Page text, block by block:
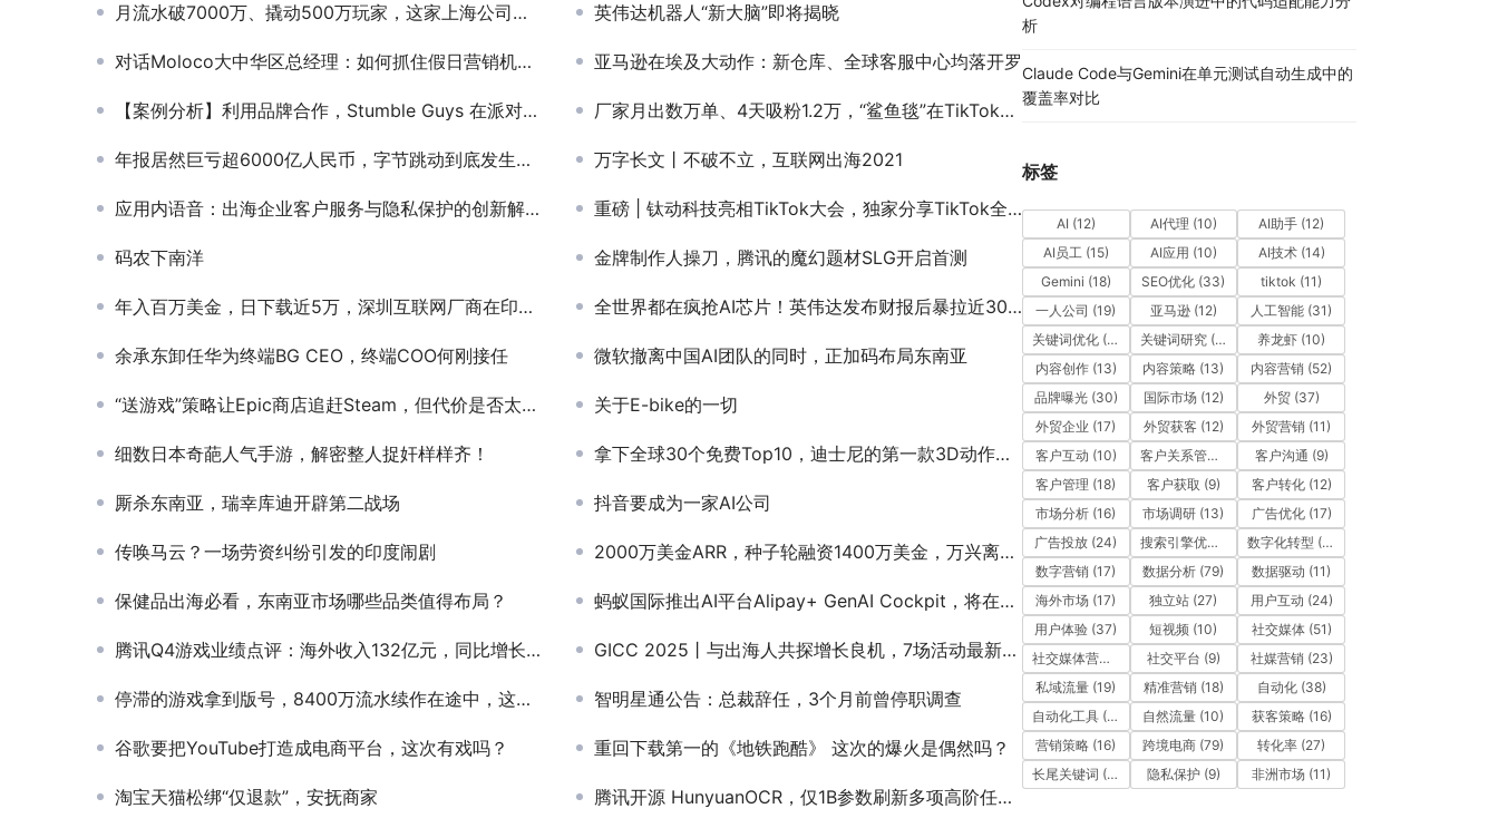
月流水破7000万、撬动500万玩家，这家上海公司的新游冲向海外 英伟达机器人“新大脑”即将揭晓
对话Moloco大中华区总经理：如何抓住假日营销机遇？机器学习成就“流量密码” 亚马逊在埃及大动作：新仓库、全球客服中心均落开罗
【案例分析】利用品牌合作，Stumble Guys 在派对吃鸡游戏市场克敌制胜 厂家月出数万单、4天吸粉1.2万，“鲨鱼毯”在TikTok卖疯了！
年报居然巨亏超6000亿人民币，字节跳动到底发生了什么大事？ 万字长文丨不破不立，互联网出海2021
应用内语音：出海企业客户服务与隐私保护的创新解决方案 重磅 | 钛动科技亮相TikTok大会，独家分享TikTok全域布局成功经验
码农下南洋 金牌制作人操刀，腾讯的魔幻题材SLG开启首测
年入百万美金，日下载近5万，深圳互联网厂商在印尼拍本土剧火了 全世界都在疯抢AI芯片！英伟达发布财报后暴拉近30% 将创历史新高
余承东卸任华为终端BG CEO，终端COO何刚接任 微软撤离中国AI团队的同时，正加码布局东南亚
“送游戏”策略让Epic商店追赶Steam，但代价是否太大了？ 关于E-bike的一切
细数日本奇葩人气手游，解密整人捉奸样样齐！ 拿下全球30个免费Top10，迪士尼的第一款3D动作手游做得怎么样？
厮杀东南亚，瑞幸库迪开辟第二战场 抖音要成为一家AI公司
传唤马云？一场劳资纠纷引发的印度闹剧 2000万美金ARR，种子轮融资1400万美金，万兴离职创业者，出海做了个“AI版剪映”
保健品出海必看，东南亚市场哪些品类值得布局？ 蚂蚁国际推出AI平台Alipay+ GenAI Cockpit，将在东南亚和南亚首批落地
腾讯Q4游戏业绩点评：海外收入132亿元，同比增长34% GICC 2025丨与出海人共探增长良机，7场活动最新阵容曝光（附限时免费报名通道）
停滞的游戏拿到版号，8400万流水续作在途中，这家公司面临抉择 智明星通公告：总裁辞任，3个月前曾停职调查
谷歌要把YouTube打造成电商平台，这次有戏吗？ 重回下载第一的《地铁跑酷》 这次的爆火是偶然吗？
淘宝天猫松绑“仅退款”，安抚商家 腾讯开源 HunyuanOCR，仅1B参数刷新多项高阶任务SOTA
析
Claude Code与Gemini在单元测试自动生成中的
覆盖率对比
标签
AI (12) AI代理 (10) AI助手 (12)
AI员工(15) AI应用 (10) AI技术(14)
Gemini (18) SEO优化 (33) tiktok (11)
一人公司 (19) 亚马逊(12) 人工智能 (31)
关键词优化 (10) 关键词研究(12) 养龙虾 (10)
内容创作(13) 内容策略 (13) 内容营销 (52)
品牌曝光(30) 国际市场 (12) 外贸(37)
外贸企业 (17) 外贸获客(12) 外贸营销 (11)
客户互动 (10) 客户关系管理 客户沟通 (9)
客户管理 (18) 客户获取 (9) 客户转化(12)
市场分析 (16) 市场调研 (13) 广告优化(17)
广告投放 (24) 搜索引擎优化 (41)数字化转型 (19)
数字营销 (17) 数据分析 (79) 数据驱动 (11)
海外市场 (17) 独立站 (27) 用户互动 (24)
用户体验 (37) 短视频 (10) 社交媒体(51)
社交媒体营销
社交平台 (9) 社媒营销(23)
私域流量 (19) 精准营销(18) 自动化(38)
自动化工具 (11) 自然流量 (10) 获客策略(16)
营销策略 (16) 跨境电商 (79) 转化率 (27)
长尾关键词 (12) 隐私保护(9) 非洲市场 (11)